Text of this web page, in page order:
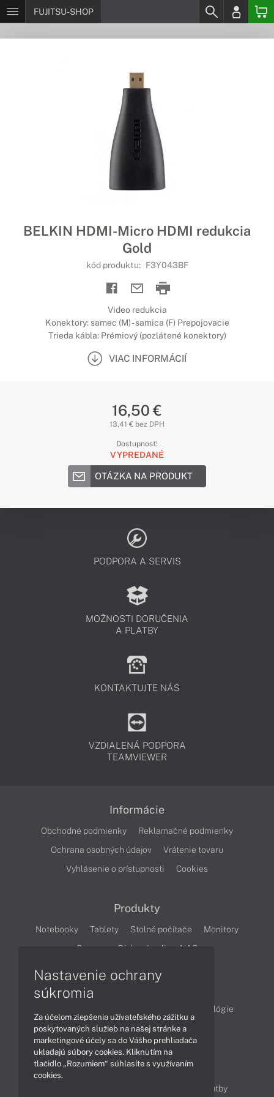
FUJITSU-SHOP
BELKIN HDMI-Micro HDMI redukcia
Gold
kód produktu: F3Y043BF
Video redukcia
Konektory: samec (M) - samica (F) Prepojovacie
Trieda kábla: Prémiový (pozlátené konektory)
VIAC INFORMÁCIÍ
16,50 €
13,41 € bez DPH
Dostupnosť:
VYPREDANÉ
OTÁZKA NA PRODUKT
PODPORA A SERVIS
MOŽNOSTI DORUČENIA
A PLATBY
KONTAKTUJTE NÁS
VZDIALENÁ PODPORA
TEAMVIEWER
Informácie
Obchodné podmienky
Reklamačné podmienky
Ochrana osobných údajov
Vrátenie tovaru
Vyhlásenie o prístupnosti
Cookies
Produkty
Notebooky Tablety Stolné počítače
Monitory
Servery
Diskové polia a NAS
Technológie
Videá
Obsah
Možnosti doručenia a platby
Nastavenie ochrany
súkromia
Za účelom zlepšenia užívateľského zážitku a
poskytovaných služieb na našej stránke a
marketingové účely sa do Vášho prehliadača
ukladajú súbory cookies. Kliknutím na
tlačidlo „Rozumiem“ súhlasíte s využívaním
cookies.